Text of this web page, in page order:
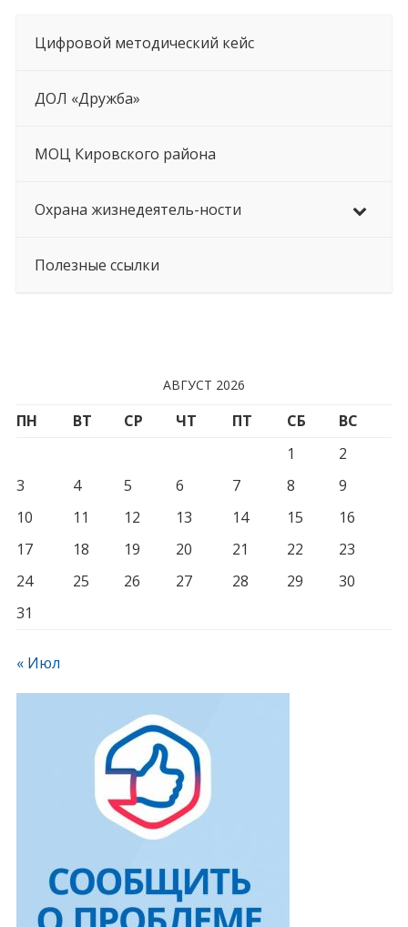
Цифровой методический кейс
ДОЛ «Дружба»
МОЦ Кировского района
Охрана жизнедеятель-ности
Полезные ссылки
АВГУСТ 2026
ПН ВТ СР ЧТ ПТ СБ
ВС
1
2
3
4 5 6 7 8
9
10
11 12 13 14 15
16
17
18 19 20 21 22
23
24
25 26 27 28 29
30
31
« Июл